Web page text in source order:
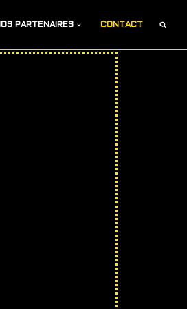
PARTENAIRES CONTACT